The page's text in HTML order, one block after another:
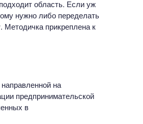
область. Если уж
нужно либо переделать
прикреплена к
на
предпринимательской
в